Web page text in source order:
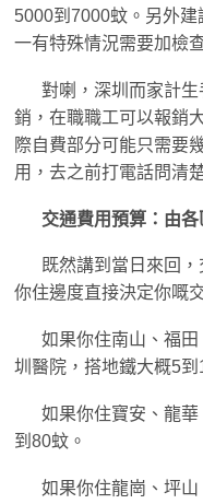
5000到7000蚊。另外
一有特殊情況需要加檢
對喇，深圳而家計
銷，在職職工可以報銷
際自費部分可能只需要
用，去之前打電話問清
交通費用預算：由
既然講到當日來回
你住邊度直接決定你嘅
如果你住南山、福
圳醫院，搭地鐵大概5
如果你住寶安、龍
到80蚊。
如果你住龍崗、坪